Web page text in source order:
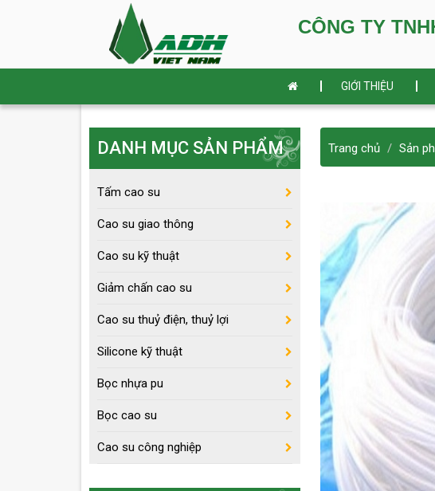
CÔNG TY TNHH
GIỚI THIỆU
Trang chủ Sản
DANH MỤC SẢN PHẨM
Tấm cao su
Cao su giao thông
Cao su kỹ thuật
Giảm chấn cao su
Cao su thuỷ điện, thuỷ lợi
Silicone kỹ thuật
Bọc nhựa pu
Bọc cao su
Cao su công nghiệp